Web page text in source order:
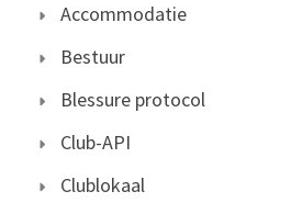
Accommodatie
Bestuur
Blessure protocol
Club-API
Clublokaal